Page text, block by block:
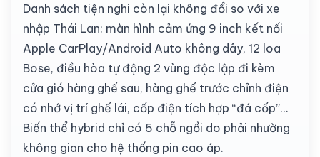
Danh sách tiện nghi còn lại không đổi so với xe
nhập Thái Lan: màn hình cảm ứng 9 inch kết nối
Apple CarPlay/Android Auto không dây, 12 loa
Bose, điều hòa tự động 2 vùng độc lập đi kèm
cửa gió hàng ghế sau, hàng ghế trước chỉnh điện
có nhớ vị trí ghế lái, cốp điện tích hợp “đá cốp”...
Biến thể hybrid chỉ có 5 chỗ ngồi do phải nhường
không gian cho hệ thống pin cao áp.